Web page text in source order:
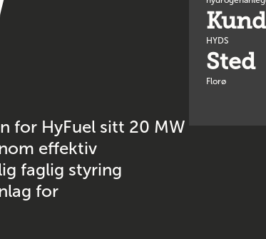
for HyFuel sitt 20 MW
effektiv
faglig styring
for
HYDS
Sted
Florø